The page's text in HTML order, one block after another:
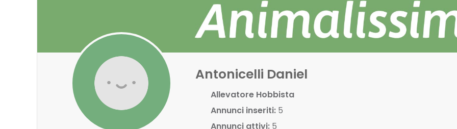
Antonicelli Daniel
Allevatore Hobbista
Annunci inseriti: 5
Annunci attivi: 5